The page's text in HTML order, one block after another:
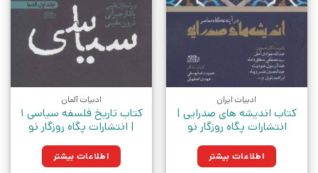
ادبیات ایران
کتاب اندیشه های صدرایی |
انتشارات پگاه روزگار نو
اطلاعات بیشتر
ادبیات آلمان
کتاب تاریخ فلسفه سیاسی 1
| انتشارات پگاه روزگار نو
اطلاعات بیشتر